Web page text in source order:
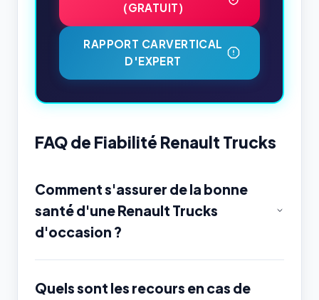
(GRATUIT)
RAPPORT CARVERTICAL
D'EXPERT
FAQ de Fiabilité Renault Trucks
Comment s'assurer de la bonne
santé d'une Renault Trucks
d'occasion ?
Quels sont les recours en cas de